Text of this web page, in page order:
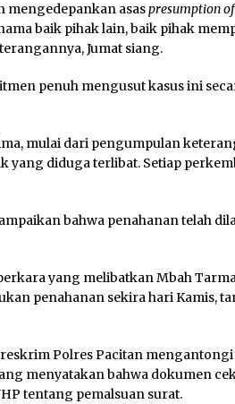
mengedepankan asaspresumption
baik pihak lain, baik pihak
Jumat siang.
penuh mengusut kasus ini
mulai dari pengumpulan
yang diduga terlibat. Setiap
bahwa penahanan telah
yang melibatkan Mbah
penahanan sekira hari Kamis,
Polres Pacitan
menyatakan bahwa dokumen
tentang pemalsuan surat.